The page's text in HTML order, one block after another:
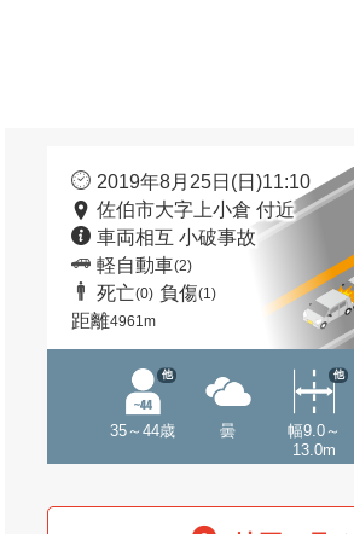
2019年8月25日(日)11:10
佐伯市大字上小倉 付近
車両相互 小破事故
軽自動車(2)
死亡(0) 負傷(1)
距離4961m
35～44歳
他
曇
幅9.0～
13.0m
他